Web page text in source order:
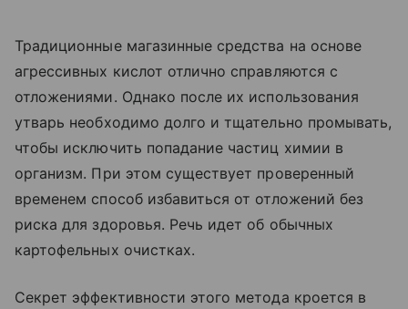
Традиционные магазинные средства на основе
агрессивных кислот отлично справляются с
отложениями. Однако после их использования
утварь необходимо долго и тщательно промывать,
чтобы исключить попадание частиц химии в
организм. При этом существует проверенный
временем способ избавиться от отложений без
риска для здоровья. Речь идет об обычных
картофельных очистках.
Секрет эффективности этого метода кроется в